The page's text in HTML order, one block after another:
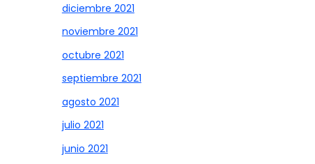
diciembre 2021
noviembre 2021
octubre 2021
septiembre 2021
agosto 2021
julio 2021
junio 2021